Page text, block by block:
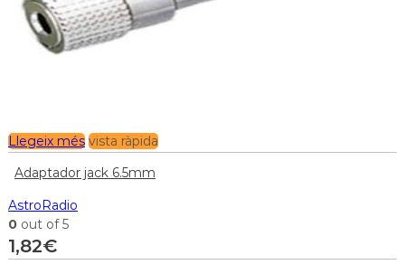
Llegeix més vista ràpida
Adaptador jack 6.5mm
AstroRadio
0 out of 5
1,82€